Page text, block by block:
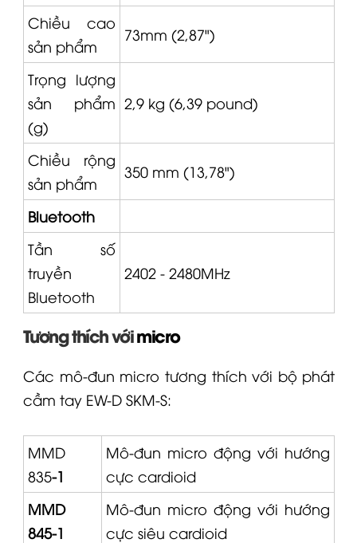
Chiều cao
sản phẩm
73mm (2,87")
Trọng lượng
sản phẩm
(g)
2,9 kg (6,39 pound)
Chiều rộng
sản phẩm
350 mm (13,78")
Bluetooth
Tần số
truyền
Bluetooth
2402 - 2480MHz
Tương thích vớimicro
Các mô-đun micro tương thích với bộ phát
cầm tay EW-DSKM-S:
MMD
835-1
Mô-đun micro động với hướng
cực cardioid
MMD
845-1
Mô-đun micro động với hướng
cực siêu cardioid